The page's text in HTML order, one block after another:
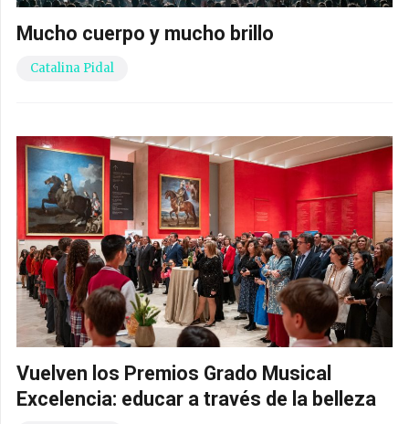
Mucho cuerpo y mucho brillo
Catalina Pidal
Vuelven los Premios Grado Musical
Excelencia: educar a través de la belleza